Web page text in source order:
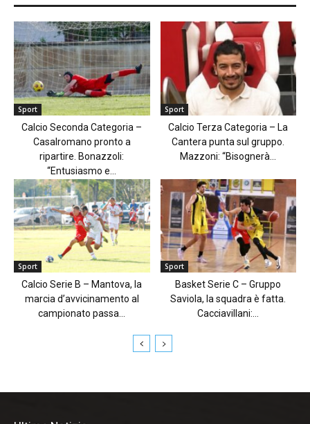
Sport
Calcio Seconda Categoria –
Casalromano pronto a
ripartire. Bonazzoli:
“Entusiasmo e...
Sport
Calcio Terza Categoria – La
Cantera punta sul gruppo.
Mazzoni: “Bisognerà...
Sport
Calcio Serie B – Mantova, la
marcia d’avvicinamento al
campionato passa...
Sport
Basket Serie C – Gruppo
Saviola, la squadra è fatta.
Cacciavillani:...